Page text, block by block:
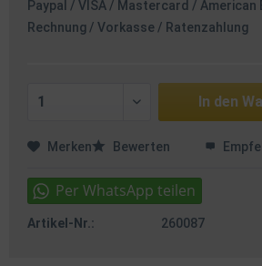
Paypal / VISA / Mastercard / American
Rechnung / Vorkasse / Ratenzahlung
In den
Merken Bewerten
Artikel-Nr.: 260087